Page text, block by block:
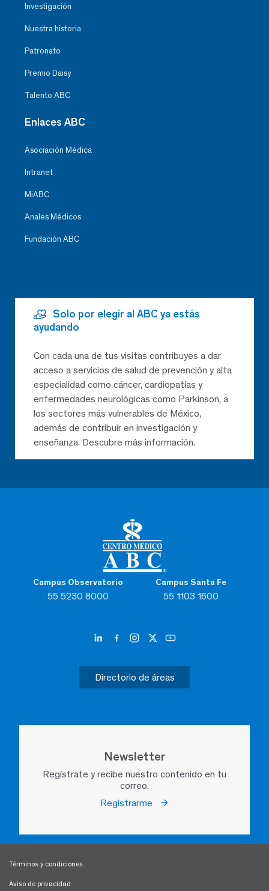
Campus Observatorio
55 5230 8000
Campus Santa Fe
55 1103 1600
Directorio de áreas
Newsletter
Regístrate y recibe nuestro contenido en tu
correo.
Registrarme
Investigación
Nuestra historia
Patronato
Premio Daisy
Talento ABC
Enlaces ABC
Asociación Médica
Intranet
MiABC
Anales Médicos
Fundación ABC
Solo por elegir al ABC ya estás
ayudando
Con cada una de tus visitas contribuyes a dar
acceso a servicios de salud de prevención y alta
especialidad como cáncer, cardiopatías y
enfermedades neurológicas como Parkinson, a
los sectores más vulnerables de México,
además de contribuir en investigación y
enseñanza. Descubre más información.
Términos y condiciones
Aviso de privacidad